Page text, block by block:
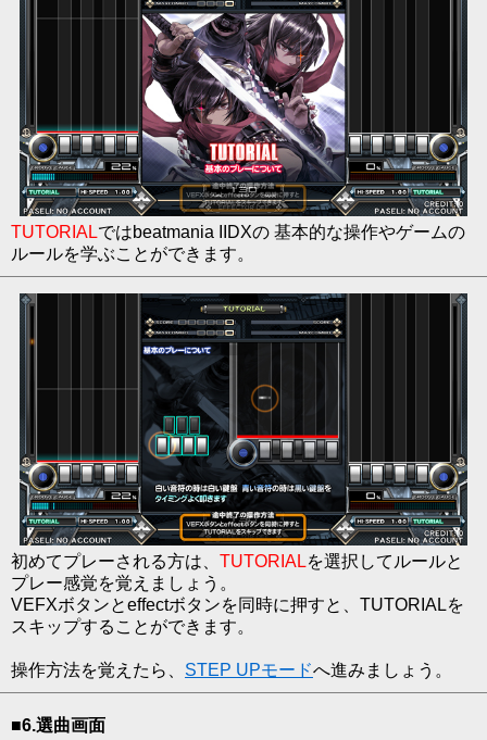
TUTORIALではbeatmania IIDXの 基本的な操作やゲームの
ルールを学ぶことができます。
初めてプレーされる方は、 TUTORIALを選択してルールと
プレー感覚を覚えましょう。
VEFXボタンとeffectボタンを同時に押すと、TUTORIALを
スキップすることができます。
操作方法を覚えたら、 STEP UPモードへ進みましょう。
■6.選曲画面